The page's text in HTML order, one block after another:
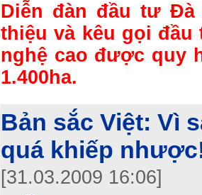
Diễn đàn đầu tư Đà
thiệu và kêu gọi
nghệ cao được quy
1.400ha.
Bản sắc Việt: Vì
quá khiếp
[31.03.2009 16:06]